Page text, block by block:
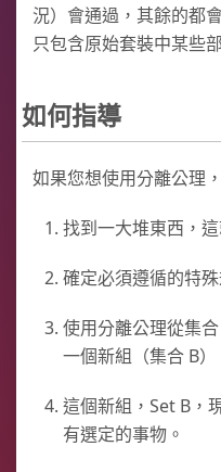
況）會通過，其餘的都
只包含原始套裝中某些
如何指導
如果您想使用分離公理
找到一大堆東西，
確定必須遵循的特
使用分離公理從集
一個新組（集合 B）
這個新組，Set B，
有選定的事物。